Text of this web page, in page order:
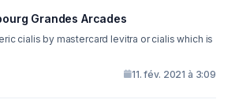
Grandes Arcades
cialis by mastercard levitra or cialis which is
11. fév. 2021 à 3:09